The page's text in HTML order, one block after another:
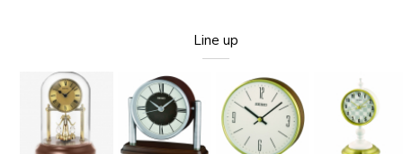
Line up